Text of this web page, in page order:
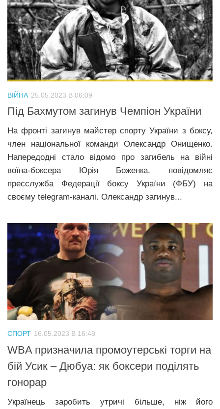
ВІЙНА 25.05.2023 В 06:09
Під Бахмутом загинув Чемпіон України
На фронті загинув майстер спорту України з боксу,
член національної команди Олександр Онищенко.
Напередодні стало відомо про загибель на війні
воїна-боксера Юрія Боженка, повідомляє
пресслужба Федерації боксу України (ФБУ) на
своєму telegram-каналі. Олександр загинув...
СПОРТ 16.05.2023 В 16:48
WBA призначила промоутерські торги на
бій Усик – Дюбуа: як боксери поділять
гонорар
Українець заробить утричі більше, ніж його